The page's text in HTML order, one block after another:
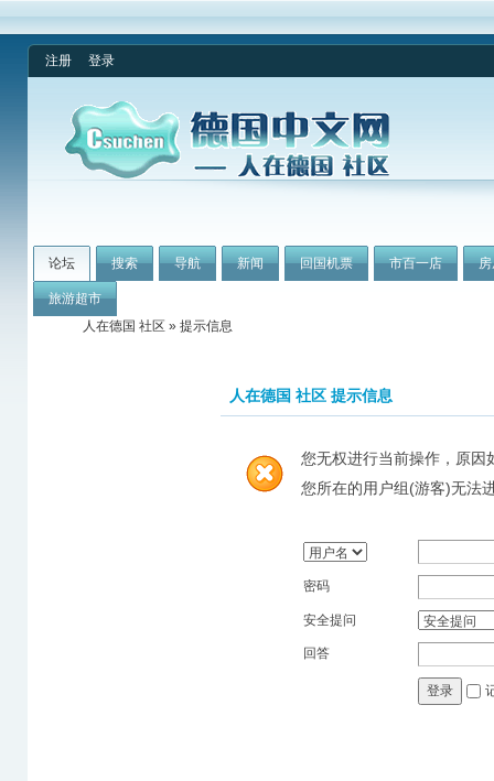
注册 登录
论坛 搜索 导航 新闻 回国机票 市百一店
旅游超市
人在德国 社区 » 提示信息
人在德国 社区 提示信息
您无权进行当前操作，原因
您所在的用户组(游客)无法
密码
安全提问
回答
登录